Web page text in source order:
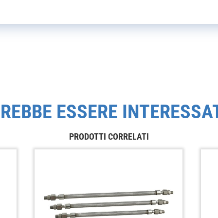
ESSERE
PRODOTTI CORRELATI